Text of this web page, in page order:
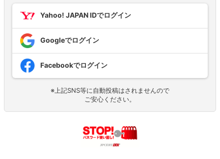
Yahoo! JAPAN IDでログイン
Googleでログイン
Facebookでログイン
※上記SNS等に自動投稿はされませんので
ご安心ください。